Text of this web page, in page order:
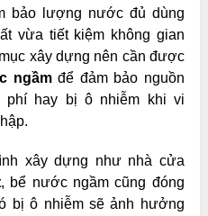
bảo lượng nước đủ dùng
vừa tiết kiệm không gian
xây dựng nên cần được
ngầmđể đảm bảo nguồn
phí hay bị ô nhiễm khi vi
xây dựng như nhà cửa
, bể nước ngầm cũng đóng
bị ô nhiễm sẽ ảnh hưởng